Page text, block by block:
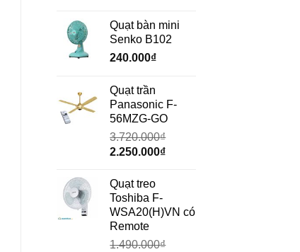
Quạt bàn mini
Senko B102
240.000₫
Quạt trần
Panasonic F-
56MZG-GO
3.720.000₫
Giá
là:
3.720.000₫.
2.250.000₫Giá
2.250.000₫.
Quạt treo
Toshiba F-
WSA20(H)VN có
Remote
1.490.000₫